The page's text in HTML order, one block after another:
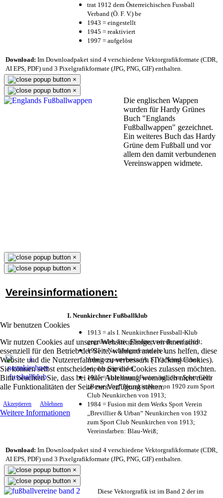
Wir benutzen Cookies
Wir nutzen Cookies auf unserer Website. Einige von ihnen sind
essenziell für den Betrieb der Seite, während andere uns helfen, diese
Website und die Nutzererfahrung zu verbessern (Tracking Cookies).
Sie können selbst entscheiden, ob Sie die Cookies zulassen möchten.
Bitte beachten Sie, dass bei einer Ablehnung womöglich nicht mehr
alle Funktionalitäten der Seite zur Verfügung stehen.
Akzeptieren Ablehnen
Weitere Informationen
trat 1912 dem Österreichischen Fussball
Verband (Ö. F. V.) be
1943 = eingestellt
1945 = reaktiviert
1997 = aufgelöst
Download: Im Downloadpaket sind 4 verschiedene Vektorgrafikformate (CDR,
AI EPS, PDF) und 3 Pixelgrafikformate (JPG, PNG, GIF) enthalten.
×
×
Die englischen Wappen
wurden für Hardy Grünes
Buch "Englands
Fußballwappen" gezeichnet.
Ein weiteres Buch das Hardy
Grüne dem Fußball und vor
allem den damit verbundenen
Vereinswappen widmete.
×
×
Vereinsinformationen:
I. Neunkirchner Fußballklub
1913 = als I. Neunkirchner Fussball-Klub
gegründet, kriegsbedingt wieder aufgelöst;
1925 = Nachfolgeverein als 1.
Arbeitersportverein (A. S. V.) Neunkirchen
wieder gegründet;
1925 = kurz darauf Fusion mit dem Sport Club
„Bewegung“ Neunkirchen von 1920 zum Sport
Club Neunkirchen von 1913;
1984 = Fusion mit dem Werks Sport Verein
„Brevillier & Urban“ Neunkirchen von 1932
zum Sport Club Neunkirchen von 1913;
Vereinsfarben: Blau-Weiß;
Download: Im Downloadpaket sind 4 verschiedene Vektorgrafikformate (CDR,
AI EPS, PDF) und 3 Pixelgrafikformate (JPG, PNG, GIF) enthalten.
×
×
Diese Vektorgrafik ist im Band 2 der im